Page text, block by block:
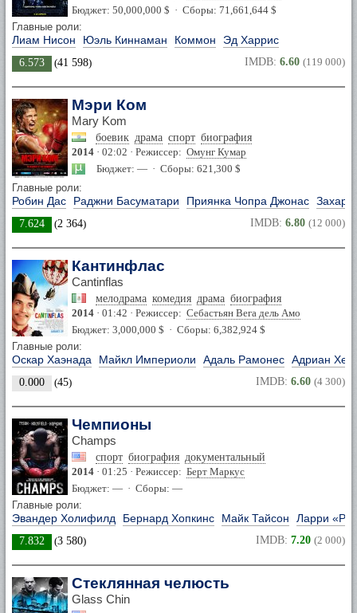
Бюджет: 50,000,000 $ · Сборы: 71,661,644 $
Главные роли:
Лиам Нисон Юэль Киннаман Коммон Эд Харрис
6.573 (41 598) IMDB: 6.60 (119 000)
Мэри Ком
Mary Kom
боевик драма спорт биография
2014 · 02:02 · Режиссер: Омунг Кумар
Бюджет: — · Сборы: 621,300 $
Главные роли:
Робин Дас Раджни Басуматари Приянка Чопра Джонас
7.624 (2 364) IMDB: 6.80 (12 000)
Кантинфлас
Cantinflas
мелодрама комедия драма биография
2014 · 01:42 · Режиссер: Себастьян Вега дель Амо
Бюджет: 3,000,000 $ · Сборы: 6,382,924 $
Главные роли:
Оскар Хаэнада Майкл Империоли Адаль Рамонес Адриан
0.000 (45) IMDB: 6.60 (4 300)
Чемпионы
Champs
спорт биография документальный
2014 · 01:25 · Режиссер: Берт Маркус
Бюджет: — · Сборы: —
Главные роли:
Эвандер Холифилд Бернард Хопкинс Майк Тайсон Ларри
7.832 (3 580) IMDB: 7.20 (2 000)
Стеклянная челюсть
Glass Chin